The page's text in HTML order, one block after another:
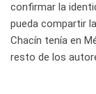
confirmar la
pueda compartir
Chacín tenía en
resto de los